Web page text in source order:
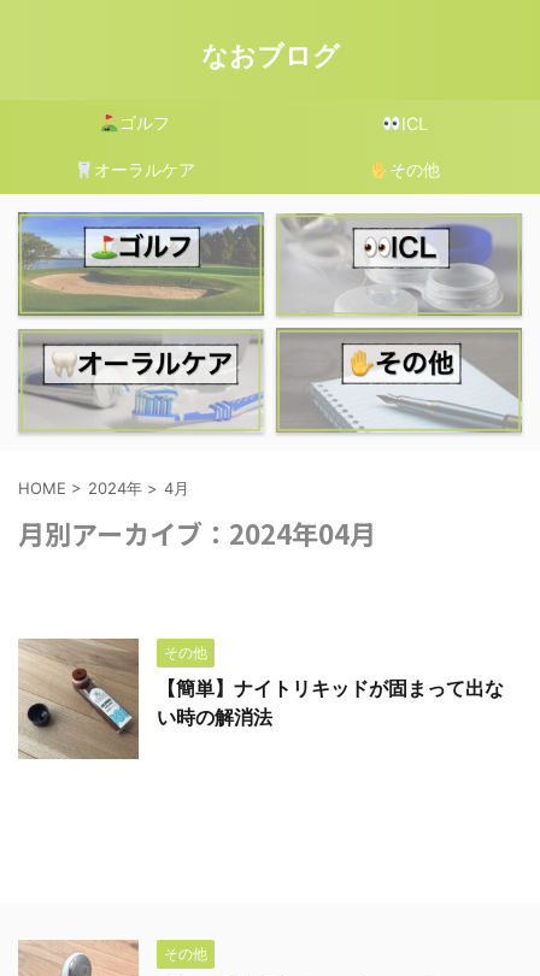
なおブログ
ゴルフ ICL
オーラルケア その他
HOME > 2024年 > 4月
月別アーカイブ：2024年04月
その他
【簡単】ナイトリキッドが固まって出な
い時の解消法
その他